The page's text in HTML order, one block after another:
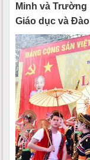
Minh và
Giáo dục và